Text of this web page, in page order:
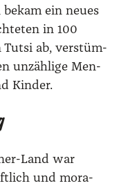
ein neu­es
in 100
Tut­si ab, ver­stüm­
unzäh­li­ge Men­
Kin­der.
Land war
und mora­